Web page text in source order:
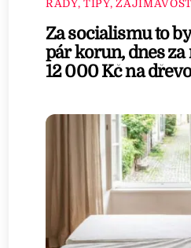
RADY, TIPY,
Za socialismu to
pár korun, dnes za
12 000 Kč na